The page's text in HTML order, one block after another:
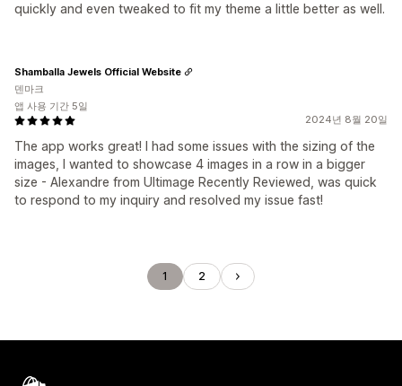
quickly and even tweaked to fit my theme a little better as well.
2024년 8월 20일
The app works great! I had some issues with the sizing of the
images, I wanted to showcase 4 images in a row in a bigger
size - Alexandre from Ultimage Recently Reviewed, was quick
to respond to my inquiry and resolved my issue fast!
Shamballa Jewels Official Website
덴마크
앱 사용 기간 5일
1 2